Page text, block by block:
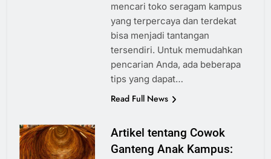
mencari toko seragam kampus
yang terpercaya dan terdekat
bisa menjadi tantangan
tersendiri. Untuk memudahkan
pencarian Anda, ada beberapa
tips yang dapat…
Read Full News
Artikel tentang Cowok
Ganteng Anak Kampus: